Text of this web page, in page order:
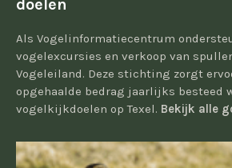
doelen
Als Vogelinformatiecentrum
vogelexcursies en verkoop van
Vogeleiland. Deze stichting zorgt
opgehaalde bedrag jaarlijks besteed
vogelkijkdoelen op Texel. Bekijk alle